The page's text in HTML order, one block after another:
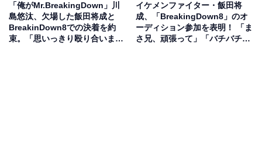
「俺がMr.BreakingDown」川
島悠汰、欠場した飯田将成と
BreakinDown8での決着を約
束。「思いっきり殴り合いまし
イケメンファイター・飯田将
成、「BreakingDown8」のオ
ーディション参加を表明！ 「ま
さ兄、頑張って」「バチバチの